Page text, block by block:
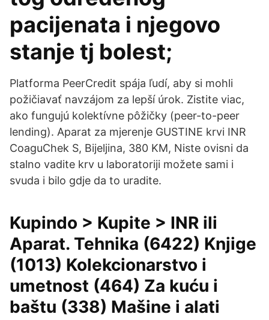
pacijenata i njegovo
stanje tj bolest;
Platforma PeerCredit spája ľudí, aby si mohli
požičiavať navzájom za lepší úrok. Zistite viac,
ako fungujú kolektívne pôžičky (peer-to-peer
lending). Aparat za mjerenje GUSTINE krvi INR
CoaguChek S, Bijeljina, 380 KM, Niste ovisni da
stalno vadite krv u laboratoriji možete sami i
svuda i bilo gdje da to uradite.
Kupindo > Kupite > INR ili
Aparat. Tehnika (6422) Knjige
(1013) Kolekcionarstvo i
umetnost (464) Za kuću i
baštu (338) Mašine i alati